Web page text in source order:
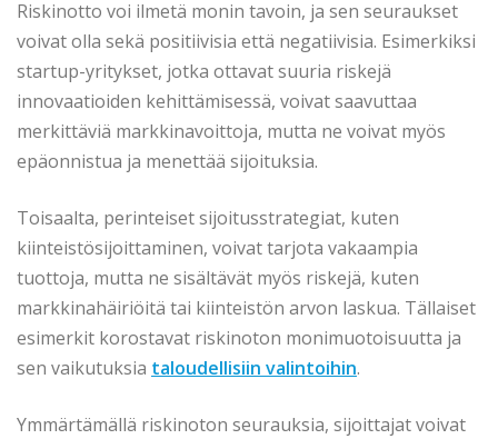
Riskinotto voi ilmetä monin tavoin, ja sen seuraukset
voivat olla sekä positiivisia että negatiivisia. Esimerkiksi
startup-yritykset, jotka ottavat suuria riskejä
innovaatioiden kehittämisessä, voivat saavuttaa
merkittäviä markkinavoittoja, mutta ne voivat myös
epäonnistua ja menettää sijoituksia.
Toisaalta, perinteiset sijoitusstrategiat, kuten
kiinteistösijoittaminen, voivat tarjota vakaampia
tuottoja, mutta ne sisältävät myös riskejä, kuten
markkinahäiriöitä tai kiinteistön arvon laskua. Tällaiset
esimerkit korostavat riskinoton monimuotoisuutta ja
sen vaikutuksia taloudellisiin valintoihin.
Ymmärtämällä riskinoton seurauksia, sijoittajat voivat